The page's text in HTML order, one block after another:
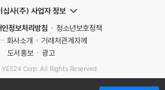
십사(주) 사업자 정보
인정보처리방침
청소년보호정책
회사소개
거래처관계자께
도서홍보
광고
Corp. All Rights Reserved.